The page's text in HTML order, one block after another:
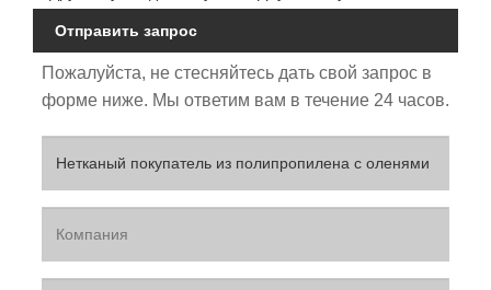
Отправить запрос
Пожалуйста, не стесняйтесь дать свой запрос в
форме ниже. Мы ответим вам в течение 24 часов.